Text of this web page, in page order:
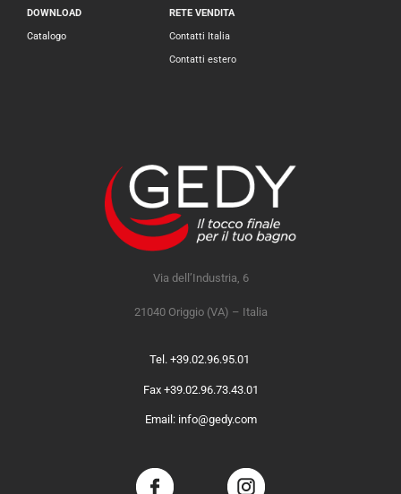
DOWNLOAD
Catalogo
RETE VENDITA
Contatti Italia
Contatti estero
Via dell’Industria, 6
21040 Origgio (VA) – Italia
Tel. +39.02.96.95.01
Fax +39.02.96.73.43.01
Email: info@gedy.com